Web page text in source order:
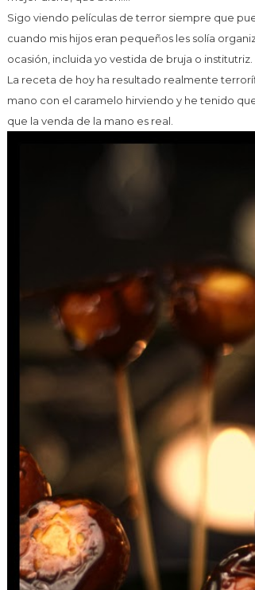
Sigo viendo películas de terror siempre que
cuando mis hijos eran pequeños les solía
ocasión, incluida yo vestida de bruja o institutriz.
La receta de hoy ha resultado realmente
mano con el caramelo hirviendo y he tenido
que la venda de la mano es real.